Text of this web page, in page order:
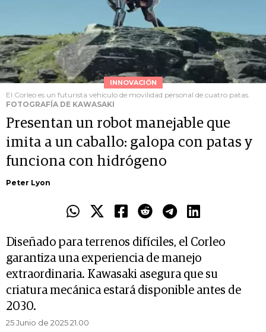
INNOVACIÓN
El Corleo es un futurista vehículo de movilidad personal de cuatro patas.
FOTOGRAFÍA DE KAWASAKI
Presentan un robot manejable que
imita a un caballo: galopa con patas y
funciona con hidrógeno
Peter Lyon
Diseñado para terrenos difíciles, el Corleo
garantiza una experiencia de manejo
extraordinaria. Kawasaki asegura que su
criatura mecánica estará disponible antes de
2030.
25 Junio de 2025 21.00